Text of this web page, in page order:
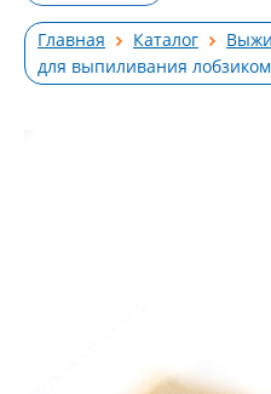
Главная Каталог
для выпиливания лобзиком